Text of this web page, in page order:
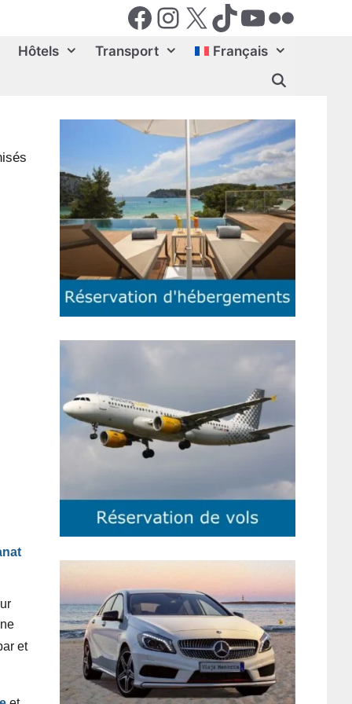
Facebook
Instagram
X (Twiter)
TikTok
YouTube
Flickr
Hôtels Transport Français
et